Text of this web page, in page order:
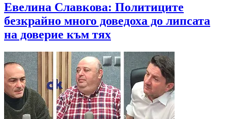
Евелина Славкова: Политиците
безкрайно много доведоха до липсата
на доверие към тях